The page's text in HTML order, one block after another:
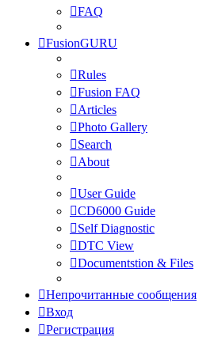
FAQ
FusionGURU
Rules
Fusion FAQ
Articles
Photo Gallery
Search
About
User Guide
CD6000 Guide
Self Diagnostic
DTC View
Documentstion & Files
Непрочитанные сообщения
Вход
Регистрация